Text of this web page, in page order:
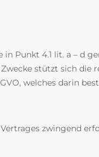
Punkt 4.1 lit. a – d
stützt sich die
welches darin
zwingend